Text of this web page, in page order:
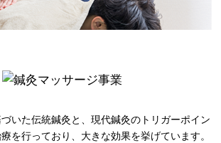
いた伝統鍼灸と、現代鍼灸のトリガーポイン
を行っており、大きな効果を挙げています。